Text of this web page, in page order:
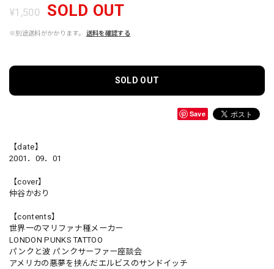
¥1,500 SOLD OUT
※別途送料がかかります。 送料を確認する
SOLD OUT
Save
【date】
2001．09．01
【cover】
仲谷かおり
【contents】
世界一のマリファナ種メーカー
LONDON PUNKS TATTOO
パンクと波 パンクサーファー座談会
アメリカの悪夢を挟んだエルビスのサンドイッチ